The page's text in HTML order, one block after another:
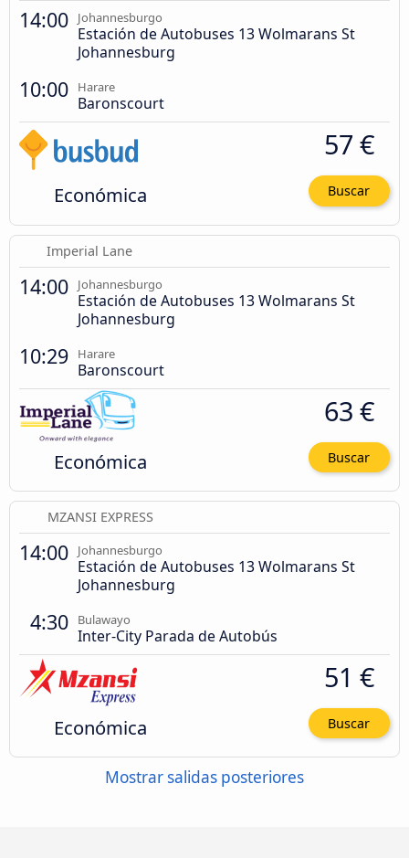
14:00 Johannesburgo
Estación de Autobuses 13 Wolmarans St
Johannesburg
10:00 Harare
Baronscourt
Económica
57 €
Buscar
Imperial Lane
14:00 Johannesburgo
Estación de Autobuses 13 Wolmarans St
Johannesburg
10:29 Harare
Baronscourt
Económica
63 €
Buscar
MZANSI EXPRESS
14:00 Johannesburgo
Estación de Autobuses 13 Wolmarans St
Johannesburg
4:30 Bulawayo
Inter-City Parada de Autobús
Económica
51 €
Buscar
Mostrar salidas posteriores